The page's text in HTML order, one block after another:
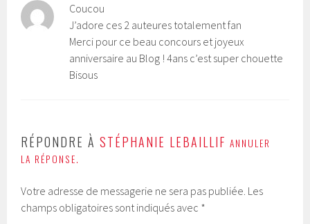
Coucou
J’adore ces 2 auteures totalement fan
Merci pour ce beau concours et joyeux
anniversaire au Blog ! 4ans c’est super chouette
Bisous
RÉPONDRE ÀSTÉPHANIE LEBAILLIF ANNULER
LA RÉPONSE.
Votre adresse de messagerie ne sera pas publiée. Les
champs obligatoires sont indiqués avec *